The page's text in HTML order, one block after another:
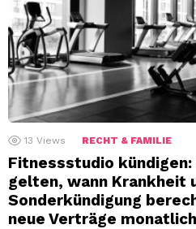
13 Views RECHT & FAMILIE
Fitnessstudio
gelten, wann Krankheit
Sonderkündigung
neue Verträge